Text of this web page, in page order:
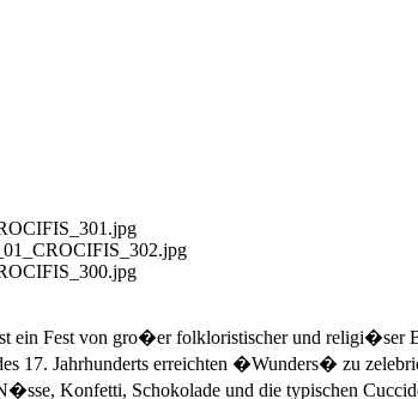
ein Fest von gro�er folkloristischer und religi�ser
17. Jahrhunderts erreichten �Wunders� zu
Konfetti, Schokolade und die typischen